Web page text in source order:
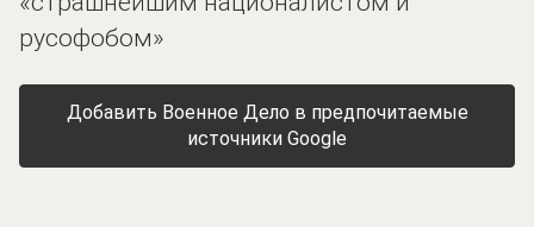
русофобом»
Добавить Военное Дело в предпочитаемые
источники Google